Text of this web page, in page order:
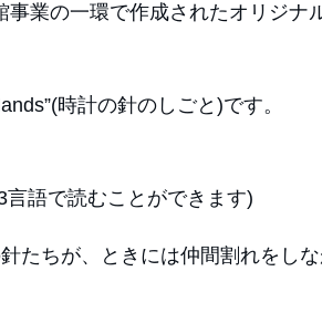
事業の一環で作成されたオリジナ
時計の針のしごと)です。
語で読むことができます)
たちが、ときには仲間割れをし